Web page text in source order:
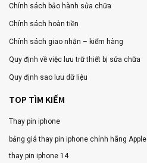
Chính sách bảo hành sửa chữa
Chính sách hoàn tiền
Chính sách giao nhận – kiểm hàng
Quy định về việc lưu trữ thiết bị sửa chữa
Quy định sao lưu dữ liệu
TOP TÌM KIẾM
Thay pin iphone
bảng giá thay pin iphone chính hãng Apple
thay pin iphone 14